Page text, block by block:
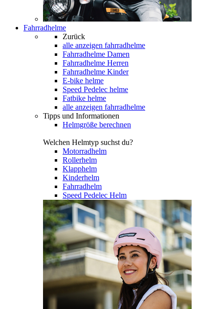
Fahrradhelme
Zurück
alle anzeigen fahrradhelme
Fahrradhelme Damen
Fahrradhelme Herren
Fahrradhelme Kinder
E-bike helme
Speed Pedelec helme
Fatbike helme
alle anzeigen fahrradhelme
Tipps und Informationen
Helmgröße berechnen
Welchen Helmtyp suchst du?
Motorradhelm
Rollerhelm
Klapphelm
Kinderhelm
Fahrradhelm
Speed Pedelec Helm